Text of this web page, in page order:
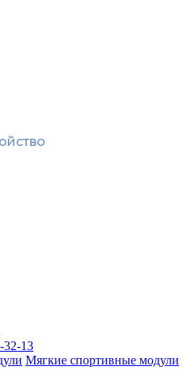
32-13
Мягкие спортивные модули